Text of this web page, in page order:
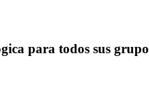
para todos sus